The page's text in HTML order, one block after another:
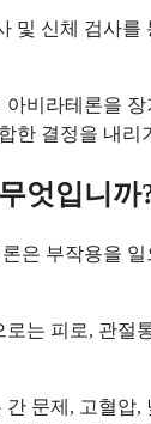
및 신체 검사
비라테론을
한 결정을 내리
엇입니까
은 부작용을
는 피로, 관절
문제, 고혈압